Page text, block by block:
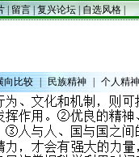
|留言|复兴论坛 |自选风格
向比较 民族精神 个人精神